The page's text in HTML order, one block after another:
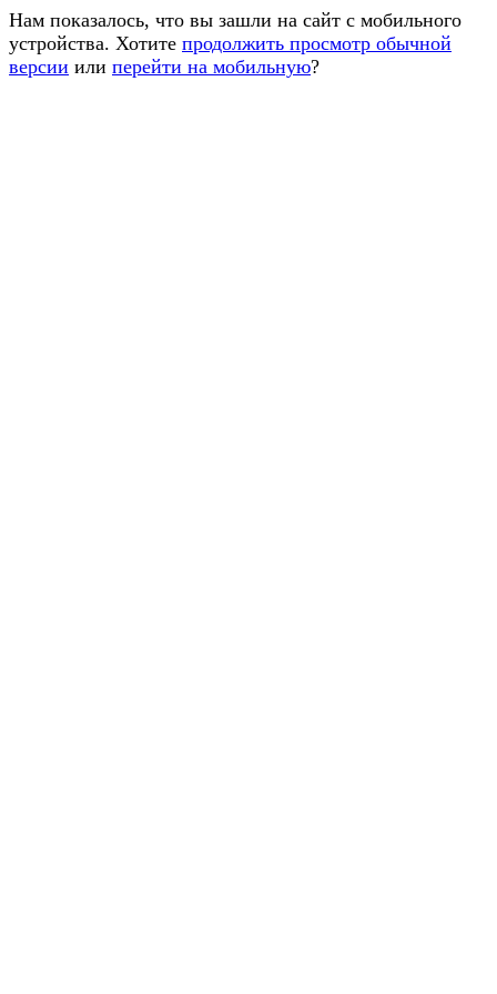
Нам показалось, что вы зашли на сайт с мобильного
устройства. Хотите продолжить просмотр обычной
версии или перейти на мобильную?